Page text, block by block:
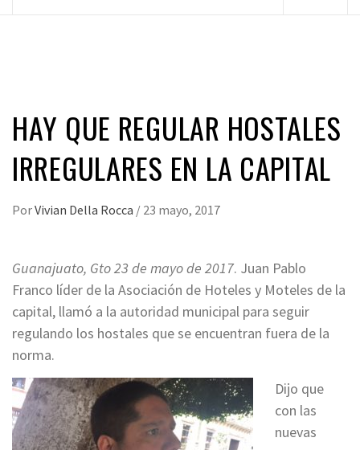
HAY QUE REGULAR HOSTALES
IRREGULARES EN LA CAPITAL
PorVivian Della Rocca / 23 mayo, 2017
Guanajuato, Gto 23 de mayo de 2017. Juan Pablo
Franco líder de la Asociación de Hoteles y Moteles de la
capital, llamó a la autoridad municipal para seguir
regulando los hostales que se encuentran fuera de la
norma.
Dijo que
con las
nuevas